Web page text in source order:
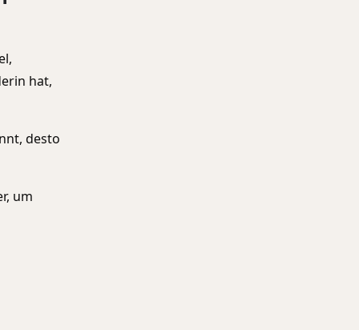
hat,
desto
um